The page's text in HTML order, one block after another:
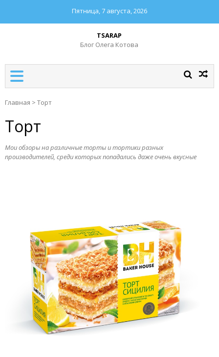
Пятница, 7 августа, 2026
TSARAP
Блог Олега Котова
Главная > Торт
Торт
Мои обзоры на различные торты и тортики разных
производителей, среди которых попадались даже очень вкусные